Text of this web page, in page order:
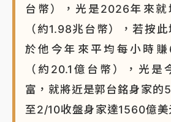
台幣），光是2026年來
（約1.98兆台幣），若按
於他今年來平均每小時賺
（約20.1億台幣），光是
富，就將近是郭台銘身家的
至2/10收盤身家達1560億